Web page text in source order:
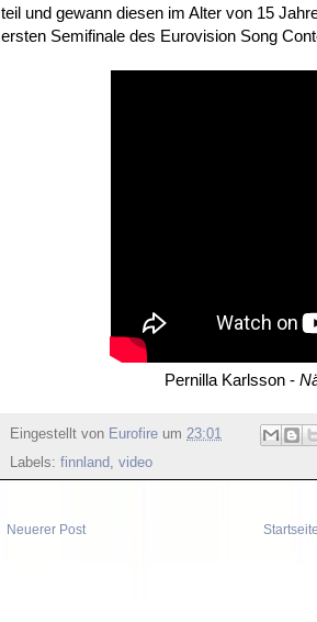
teil und gewann diesen im Alter von 15
ersten Semifinale des Eurovision Song
Pernilla Karlsson -
Eingestellt von Eurofire um 23:01
Labels: finnland, video
Neuerer Post